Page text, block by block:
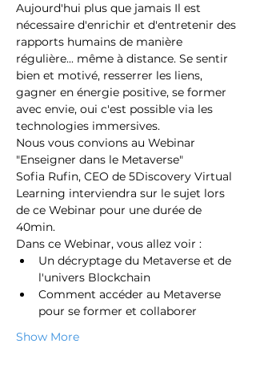
Aujourd'hui plus que jamais Il est
nécessaire d'enrichir et d'entretenir des
rapports humains de manière
régulière... même à distance. Se sentir
bien et motivé, resserrer les liens,
gagner en énergie positive, se former
avec envie, oui c'est possible via les
technologies immersives.
Nous vous convions au Webinar
"Enseigner dans le Metaverse"
Sofia Rufin, CEO de 5Discovery Virtual
Learning interviendra sur le sujet lors
de ce Webinar pour une durée de
40min.
Dans ce Webinar, vous allez voir :
Un décryptage du Metaverse et de
l'univers Blockchain
Comment accéder au Metaverse
pour se former et collaborer
Show More